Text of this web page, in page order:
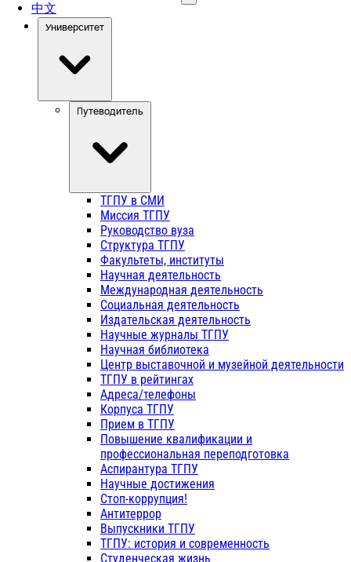
中文
Университет
Путеводитель
ТГПУ в СМИ
Миссия ТГПУ
Руководство вуза
Структура ТГПУ
Факультеты, институты
Научная деятельность
Международная деятельность
Социальная деятельность
Издательская деятельность
Научные журналы ТГПУ
Научная библиотека
Центр выставочной и музейной деятельности
ТГПУ в рейтингах
Адреса/телефоны
Корпуса ТГПУ
Прием в ТГПУ
Повышение квалификации и
профессиональная переподготовка
Аспирантура ТГПУ
Научные достижения
Стоп-коррупция!
Антитеррор
Выпускники ТГПУ
ТГПУ: история и современность
Студенческая жизнь